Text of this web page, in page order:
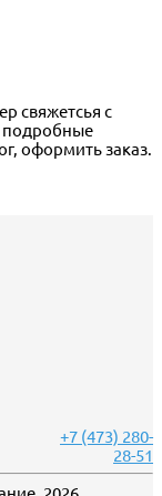
свяжетсья с
подробные
оформить заказ.
+7 (473) 280-
28-51